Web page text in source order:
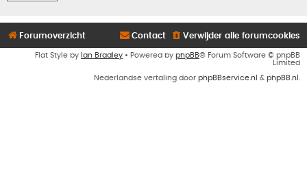
Forumoverzicht Verwijder alle forumcookies
Contact
Flat Style by Ian Bradley • Powered by phpBB® Forum Software © phpBB
Limited
Nederlandse vertaling door phpBBservice.nl & phpBB.nl .